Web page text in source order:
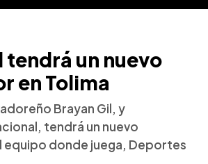
tendrá un nuevo
en Tolima
Brayan Gil, y
tendrá un nuevo
equipo donde juega, Deportes